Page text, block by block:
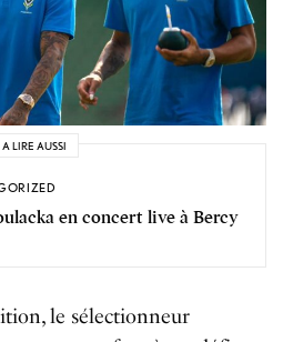
A LIRE AUSSI
en concert live à Bercy
le sélectionneur